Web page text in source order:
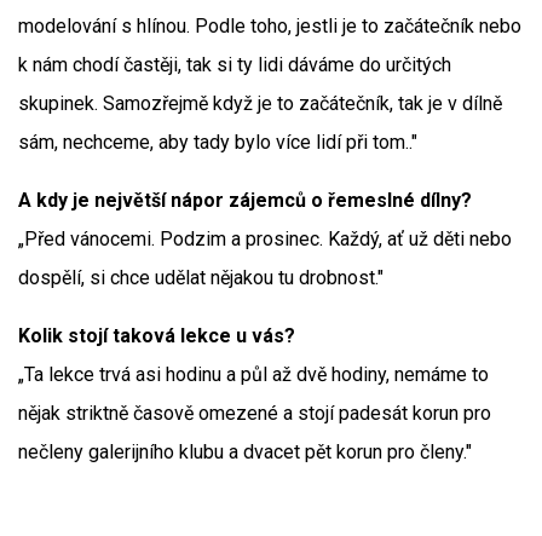
modelování s hlínou. Podle toho, jestli je to začátečník nebo
k nám chodí častěji, tak si ty lidi dáváme do určitých
skupinek. Samozřejmě když je to začátečník, tak je v dílně
sám, nechceme, aby tady bylo více lidí při tom.."
A kdy je největší nápor zájemců o řemeslné dílny?
„Před vánocemi. Podzim a prosinec. Každý, ať už děti nebo
dospělí, si chce udělat nějakou tu drobnost."
Kolik stojí taková lekce u vás?
„Ta lekce trvá asi hodinu a půl až dvě hodiny, nemáme to
nějak striktně časově omezené a stojí padesát korun pro
nečleny galerijního klubu a dvacet pět korun pro členy."